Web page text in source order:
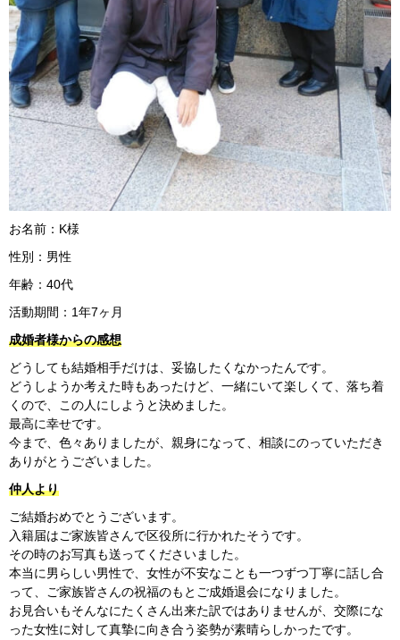
お名前：K様
性別：男性
年齢：40代
活動期間：1年7ヶ月
成婚者様からの感想
どうしても結婚相手だけは、妥協したくなかったんです。
どうしようか考えた時もあったけど、一緒にいて楽しくて、落ち着
くので、この人にしようと決めました。
最高に幸せです。
今まで、色々ありましたが、親身になって、相談にのっていただき
ありがとうございました。
仲人より
ご結婚おめでとうございます。
入籍届はご家族皆さんで区役所に行かれたそうです。
その時のお写真も送ってくださいました。
本当に男らしい男性で、女性が不安なことも一つずつ丁寧に話し合
って、ご家族皆さんの祝福のもとご成婚退会になりました。
お見合いもそんなにたくさん出来た訳ではありませんが、交際にな
った女性に対して真摯に向き合う姿勢が素晴らしかったです。